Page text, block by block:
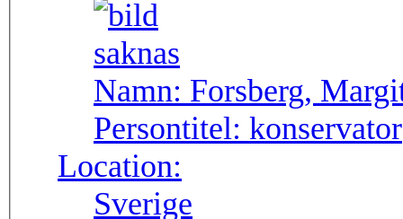
Namn: Forsberg,
Persontitel: konservator
Location:
Sverige